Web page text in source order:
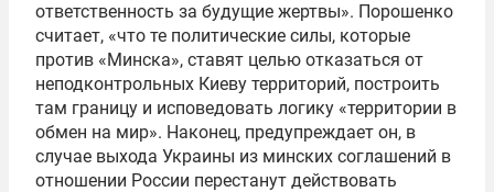
ответственность за будущие жертвы». Порошенко
считает, «что те политические силы, которые
против «Минска», ставят целью отказаться от
неподконтрольных Киеву территорий, построить
там границу и исповедовать логику «территории в
обмен на мир». Наконец, предупреждает он, в
случае выхода Украины из минских соглашений в
отношении России перестанут действовать